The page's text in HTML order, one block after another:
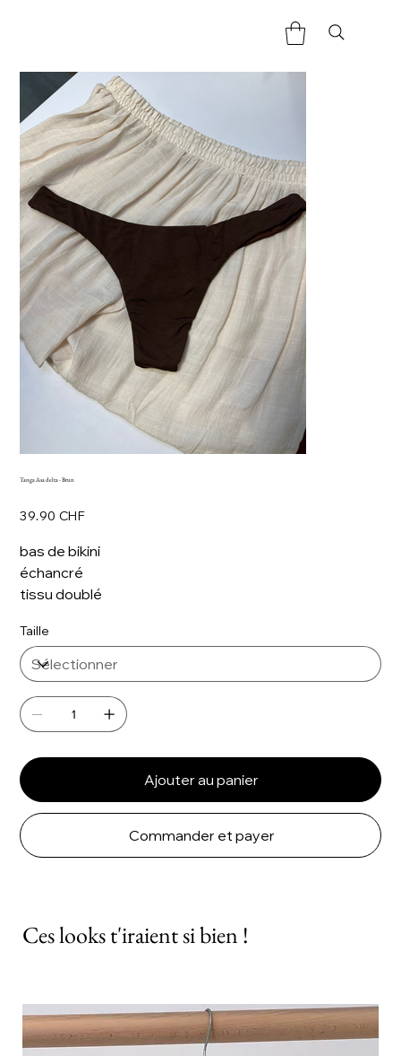
Tanga Asa delta - Brun
39.90 CHF
bas de bikini
échancré
tissu doublé
Taille
Ajouter au panier
Commander et payer
Ces looks t'iraient si bien !